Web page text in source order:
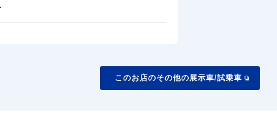
このお店のその他の展示車/試乗車